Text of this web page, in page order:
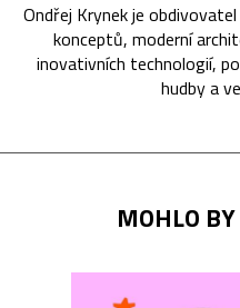
Ondřej Krynek je
konceptů, moderní
inovativních technologií,
hudby a
MOHLO